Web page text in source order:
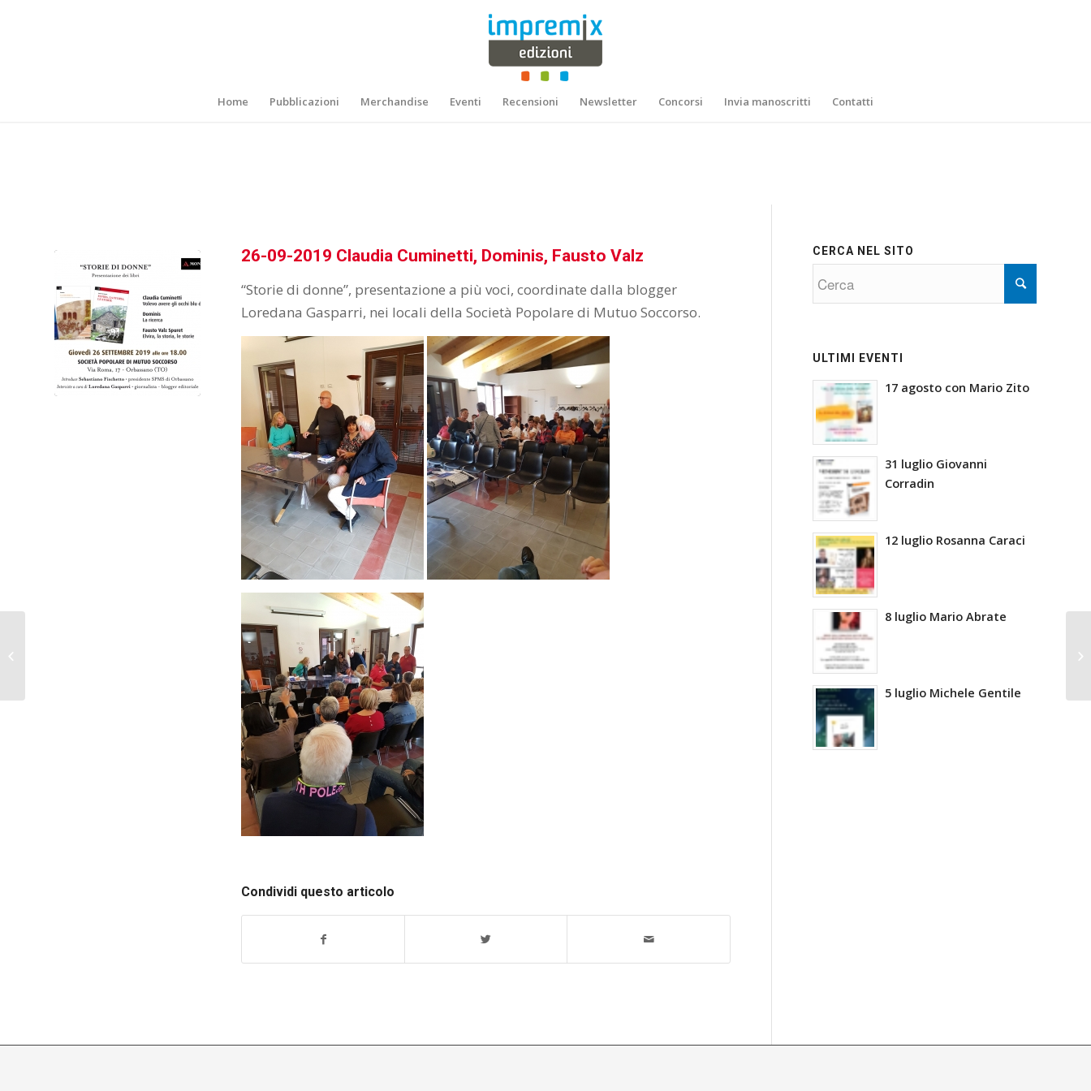
Home Pubblicazioni Merchandise Eventi Recensioni Newsletter Concorsi Invia manoscritti Contatti
26-09-2019 Claudia Cuminetti, Dominis, Fausto Valz
“Storie di donne”, presentazione a più voci, coordinate dalla blogger
Loredana Gasparri, nei locali della Società Popolare di Mutuo Soccorso.
Condividi questo articolo
CERCA NEL SITO
ULTIMI EVENTI
17 agosto con Mario Zito
31 luglio Giovanni
Corradin
12 luglio Rosanna Caraci
8 luglio Mario Abrate
5 luglio Michele Gentile